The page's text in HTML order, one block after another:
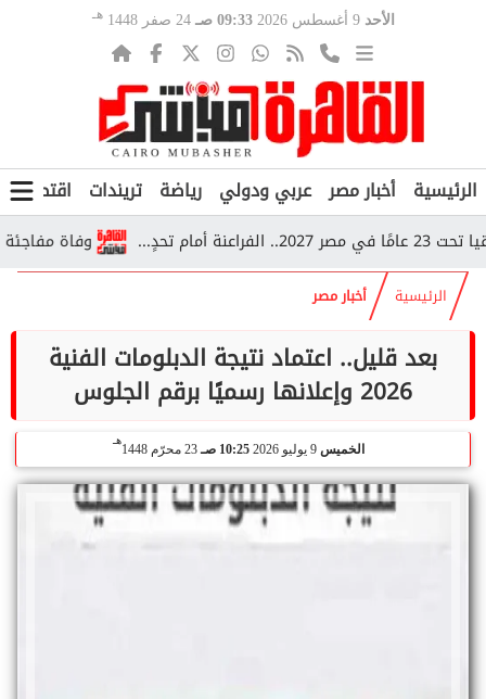
الأحد 9 أغسطس 2026 09:33 صـ 24 صفر 1448 هـ
الرئيسية أخبار مصر عربي ودولي رياضة تريندات اقتصاد
وفاة مفاجئة داخل قطار بأسيوط.. 5
الرئيسية أخبار مصر
بعد قليل.. اعتماد نتيجة الدبلومات الفنية
2026 وإعلانها رسميًا برقم الجلوس
الخميس 10:25 صـ 23 محرّم 1448
هـ